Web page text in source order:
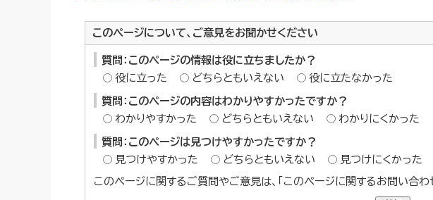
このページについて、ご意見をお聞かせください
質問：このページの情報は役に立ちましたか？
役に立った
どちらともいえない 役に立たなかった
質問：このページの内容はわかりやすかったですか？
わかりやすかった
どちらともいえない わかりにくかった
質問：このページは見つけやすかったですか？
見つけやすかった
どちらともいえない 見つけにくかった
このページに関するご質問やご意見は、「このページに関するお問い合わ